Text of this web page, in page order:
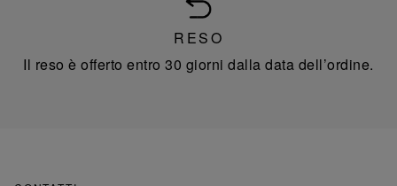
RESO
Il reso è offerto entro 30 giorni dalla data dell’ordine.